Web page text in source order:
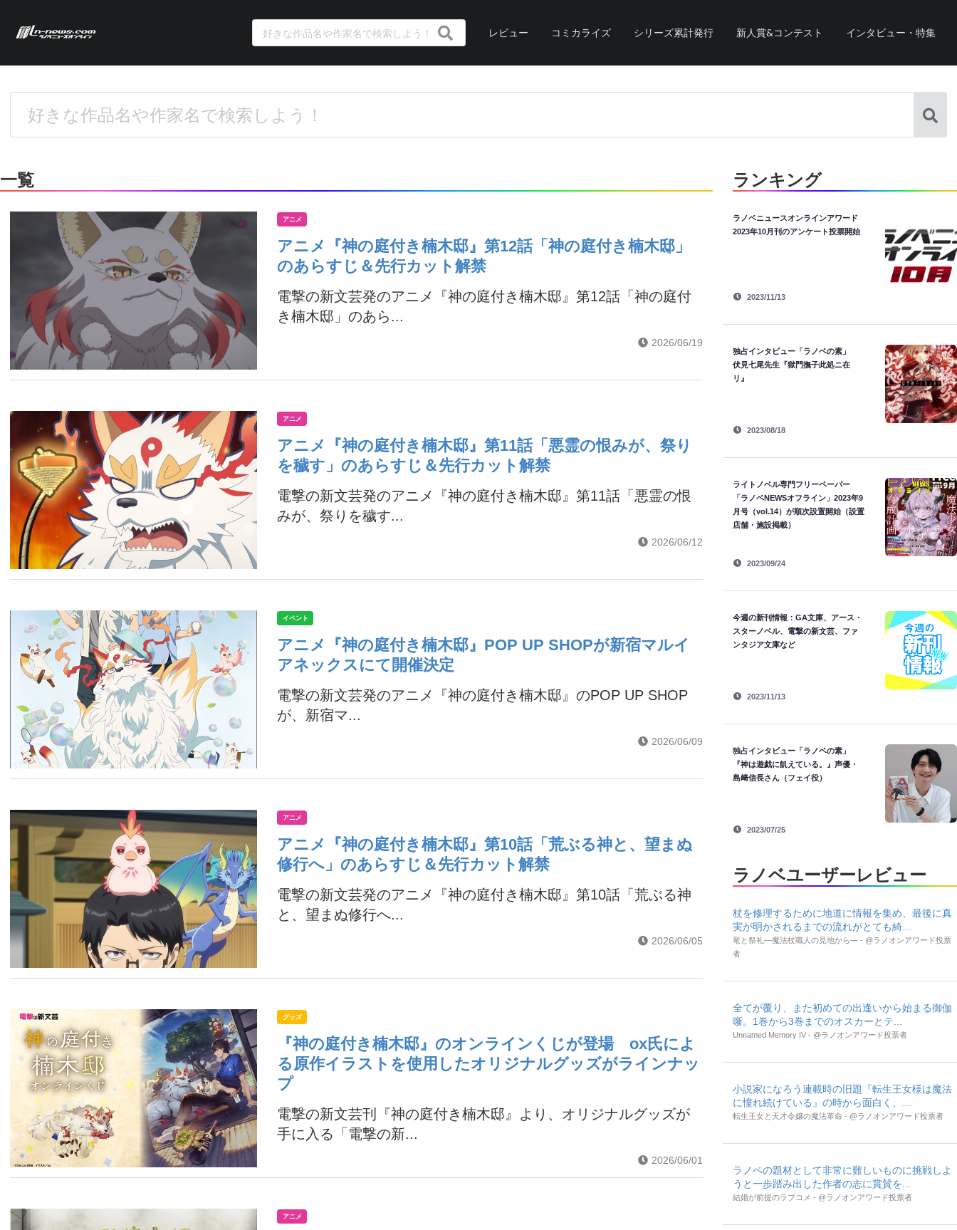
レビュー コミカライズ シリーズ累計発行 新人賞&コンテスト インタビュー・特集
一覧
アニメ
アニメ『神の庭付き楠木邸』第12話「神の庭付き楠木邸」
のあらすじ＆先行カット解禁
電撃の新文芸発のアニメ『神の庭付き楠木邸』第12話「神の庭付
き楠木邸」のあら...
2026/06/19
アニメ
アニメ『神の庭付き楠木邸』第11話「悪霊の恨みが、祭り
を穢す」のあらすじ＆先行カット解禁
電撃の新文芸発のアニメ『神の庭付き楠木邸』第11話「悪霊の恨
みが、祭りを穢す...
2026/06/12
イベント
アニメ『神の庭付き楠木邸』POP UP SHOPが新宿マルイ
アネックスにて開催決定
電撃の新文芸発のアニメ『神の庭付き楠木邸』のPOP UP SHOP
が、新宿マ...
2026/06/09
アニメ
アニメ『神の庭付き楠木邸』第10話「荒ぶる神と、望まぬ
修行へ」のあらすじ＆先行カット解禁
電撃の新文芸発のアニメ『神の庭付き楠木邸』第10話「荒ぶる神
と、望まぬ修行へ...
2026/06/05
グッズ
『神の庭付き楠木邸』のオンラインくじが登場 ox氏によ
る原作イラストを使用したオリジナルグッズがラインナッ
プ
電撃の新文芸刊『神の庭付き楠木邸』より、オリジナルグッズが
手に入る「電撃の新...
2026/06/01
アニメ
ランキング
ラノベニュースオンラインアワード
2023年10月刊のアンケート投票開始
2023/11/13
独占インタビュー「ラノベの素」
伏見七尾先生『獄門撫子此処ニ在
リ』
2023/08/18
ライトノベル専門フリーペーパー
「ラノベNEWSオフライン」2023年9
月号（vol.14）が順次設置開始（設置
店舗・施設掲載）
2023/09/24
今週の新刊情報：GA文庫、アース・
スターノベル、電撃の新文芸、ファ
ンタジア文庫など
2023/11/13
独占インタビュー「ラノベの素」
『神は遊戯に飢えている。』声優・
島﨑信長さん（フェイ役）
2023/07/25
ラノベユーザーレビュー
杖を修理するために地道に情報を集め、最後に真
実が明かされるまでの流れがとても綺...
竜と祭礼―魔法杖職人の見地から― - @ラノオンアワード投票
者
全てが覆り、また初めての出逢いから始まる御伽
噺。1巻から3巻までのオスカーとテ...
Unnamed Memory IV - @ラノオンアワード投票者
小説家になろう連載時の旧題『転生王女様は魔法
に憧れ続けている』の時から面白く、...
転生王女と天才令嬢の魔法革命 - @ラノオンアワード投票者
ラノベの題材として非常に難しいものに挑戦しよ
うと一歩踏み出した作者の志に賞賛を...
結婚が前提のラブコメ - @ラノオンアワード投票者